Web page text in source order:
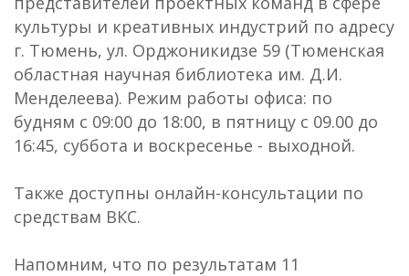
культуры и креативных индустрий по адресу
г. Тюмень, ул. Орджоникидзе 59 (Тюменская
областная научная библиотека им. Д.И.
Менделеева). Режим работы офиса: по
будням с 09:00 до 18:00, в пятницу с 09.00 до
16:45, суббота и воскресенье - выходной.
Также доступны онлайн-консультации по
средствам ВКС.
Напомним, что по результатам 11